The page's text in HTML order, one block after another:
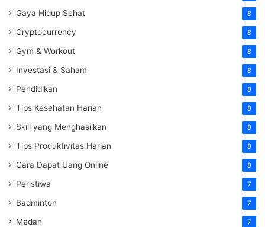
Gaya Hidup Sehat 8
Cryptocurrency 8
Gym & Workout 8
Investasi & Saham 8
Pendidikan 8
Tips Kesehatan Harian 8
Skill yang Menghasilkan 8
Tips Produktivitas Harian 8
Cara Dapat Uang Online 8
Peristiwa 7
Badminton 7
Medan 7